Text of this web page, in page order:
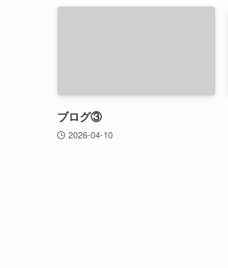
ブログ③
2026-04-10